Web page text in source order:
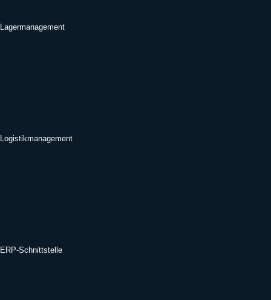
Lagermanagement
Logistikmanagement
ERP-Schnittstelle